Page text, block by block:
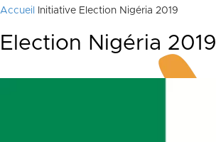
Accueil Initiative Election Nigéria 2019
Election Nigéria 2019